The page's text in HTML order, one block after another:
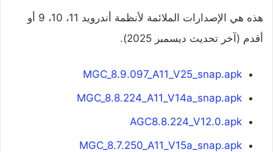
هذه هي الإصدارات الملائمة لأنظمة أندرويد 11، 10، 9 أو
أقدم (آخر تحديث ديسمبر 2025).
MGC_8.9.097_A11_V25_snap.apk
MGC_8.8.224_A11_V14a_snap.apk
AGC8.8.224_V12.0.apk
MGC_8.7.250_A11_V15a_snap.apk